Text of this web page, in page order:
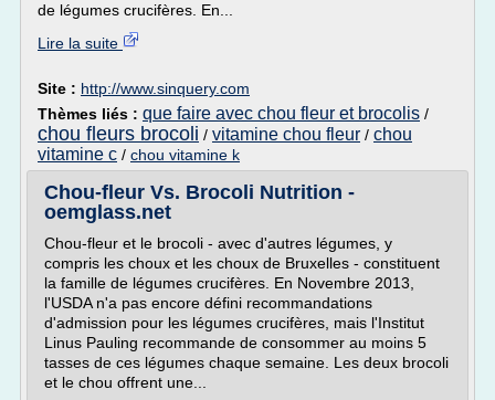
de légumes crucifères. En...
Lire la suite
Site : http://www.sinquery.com
Thèmes liés : que faire avec chou fleur et brocolis /
chou fleurs brocoli / vitamine chou fleur / chou
vitamine c / chou vitamine k
Chou-fleur Vs. Brocoli Nutrition -
oemglass.net
Chou-fleur et le brocoli - avec d'autres légumes, y
compris les choux et les choux de Bruxelles - constituent
la famille de légumes crucifères. En Novembre 2013,
l'USDA n'a pas encore défini recommandations
d'admission pour les légumes crucifères, mais l'Institut
Linus Pauling recommande de consommer au moins 5
tasses de ces légumes chaque semaine. Les deux brocoli
et le chou offrent une...